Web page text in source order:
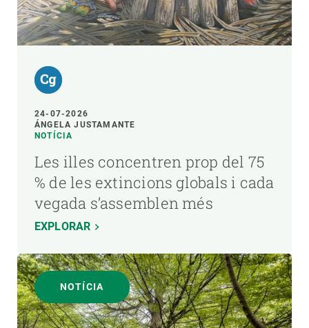
24-07-2026
ÁNGELA JUSTAMANTE
NOTÍCIA
Les illes concentren prop del 75
% de les extincions globals i cada
vegada s’assemblen més
EXPLORAR
NOTÍCIA